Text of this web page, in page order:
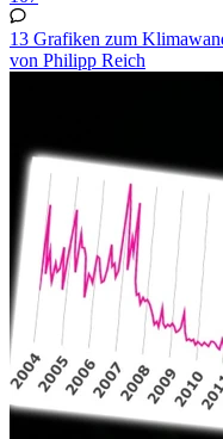
13 Grafiken zum
von Philipp Reich